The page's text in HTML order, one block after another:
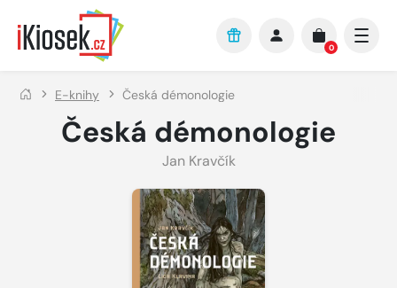
Přejít na hlavní obsah
0
E-knihy Česká démonologie
Česká démonologie
Jan Kravčík